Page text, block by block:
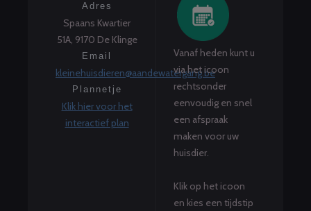
Adres
Spaans Kwartier
51A, 9170 De Klinge
Email
kleinehuisdieren@aandewatergang.be
Plannetje
Klik hier voor het
interactief plan
Vanaf heden kunt u
via het icoon
rechtsonder
eenvoudig en snel
een afspraak
maken voor uw
huisdier.
Klik op het icoon
en kies een tijdstip